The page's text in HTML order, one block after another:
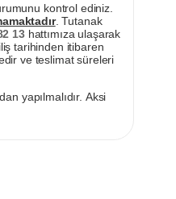
kontrol ediniz.
. Tutanak
13hattımıza ulaşarak
tarihinden itibaren
ve teslimat süreleri
yapılmalıdır. Aksi